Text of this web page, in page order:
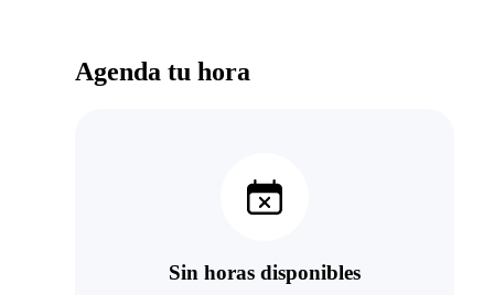
Agenda tu hora
Sin horas disponibles